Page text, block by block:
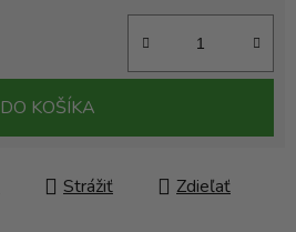
DO KOŠÍKA
Strážiť Zdieľať